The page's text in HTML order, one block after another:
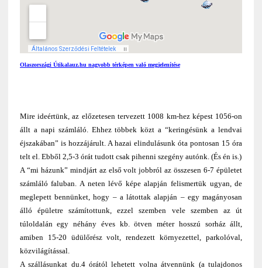
Olaszországi Útikalauz.hu nagyobb térképen való megjelenítése
Mire ideértünk, az előzetesen tervezett 1008 km-hez képest 1056-on
állt a napi számláló. Ehhez többek közt a “keringésünk a lendvai
éjszakában” is hozzájárult. A hazai elindulásunk óta pontosan 15 óra
telt el. Ebből 2,5-3 órát tudott csak pihenni szegény autónk. (És én is.)
A “mi házunk” mindjárt az első volt jobbról az összesen 6-7 épületet
számláló faluban. A neten lévő képe alapján felismertük ugyan, de
meglepett bennünket, hogy – a látottak alapján – egy magányosan
álló épületre számítottunk, ezzel szemben vele szemben az út
túloldalán egy néhány éves kb. ötven méter hosszú sorház állt,
amiben 15-20 üdülőrész volt, rendezett környezettel, parkolóval,
közvilágítással.
A szállásunkat du.4 órától lehetett volna átvennünk (a tulajdonos